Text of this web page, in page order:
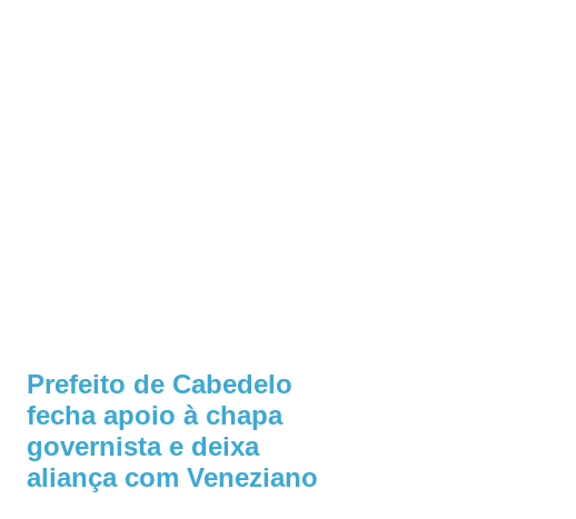
Prefeito de Cabedelo
fecha apoio à chapa
governista e deixa
aliança com Veneziano